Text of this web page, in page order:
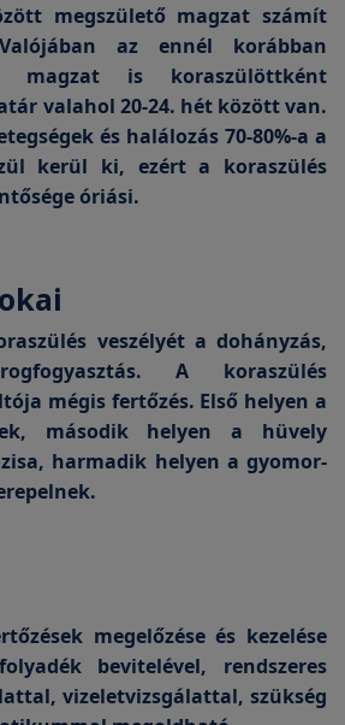
megszülető magzat számít
az ennél korábban
magzat is koraszülöttként
valahol 20-24. hét között van.
és halálozás 70-80%-a a
kerül ki, ezért a koraszülés
óriási.
veszélyét a dohányzás,
A koraszülés
mégis fertőzés. Első helyen a
második helyen a hüvely
harmadik helyen a gyomor-
megelőzése és kezelése
bevitelével, rendszeres
vizeletvizsgálattal, szükség